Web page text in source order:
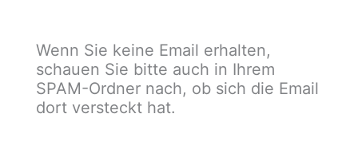
Wenn Sie keine Email erhalten,
schauen Sie bitte auch in Ihrem
SPAM-Ordner nach, ob sich die Email
dort versteckt hat.